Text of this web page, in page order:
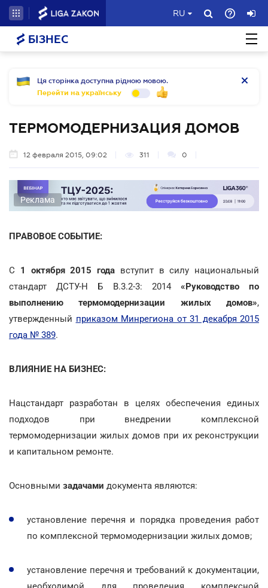
RU
БІЗНЕС
Ця сторінка доступна рідною мовою.
Перейти на українську
ТЕРМОМОДЕРНИЗАЦИЯ ДОМОВ
12 февраля 2015, 09:02 311 0
Реклама
ПРАВОВОЕ СОБЫТИЕ:
С 1 октября 2015 года вступит в силу национальный
стандарт ДСТУ-Н Б В.3.2-3: 2014 «Руководство по
выполнению термомодернизации жилых домов»,
утвержденный приказом Минрегиона от 31 декабря 2015
года № 389.
ВЛИЯНИЕ НА БИЗНЕС:
Нацстандарт разработан в целях обеспечения единых
подходов при внедрении комплексной
термомодернизации жилых домов при их реконструкции
и капитальном ремонте.
Основными задачами документа являются:
установление перечня и порядка проведения работ
по комплексной термомодернизации жилых домов;
установление перечня и требований к документации,